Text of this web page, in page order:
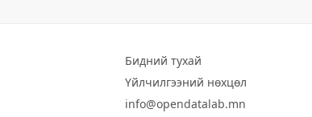
Бидний тухай
Үйлчилгээний нөхцөл
info@opendatalab.mn